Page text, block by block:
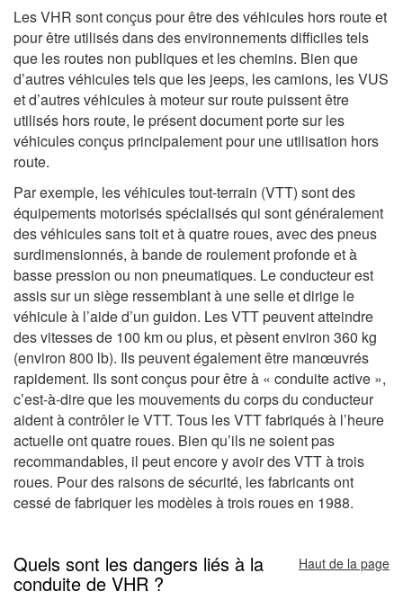
Les VHR sont conçus pour être des véhicules hors route et
pour être utilisés dans des environnements difficiles tels
que les routes non publiques et les chemins. Bien que
d’autres véhicules tels que les jeeps, les camions, les VUS
et d’autres véhicules à moteur sur route puissent être
utilisés hors route, le présent document porte sur les
véhicules conçus principalement pour une utilisation hors
route.
Par exemple, les véhicules tout-terrain (VTT) sont des
équipements motorisés spécialisés qui sont généralement
des véhicules sans toit et à quatre roues, avec des pneus
surdimensionnés, à bande de roulement profonde et à
basse pression ou non pneumatiques. Le conducteur est
assis sur un siège ressemblant à une selle et dirige le
véhicule à l’aide d’un guidon. Les VTT peuvent atteindre
des vitesses de 100 km ou plus, et pèsent environ 360 kg
(environ 800 lb). Ils peuvent également être manœuvrés
rapidement. Ils sont conçus pour être à « conduite active »,
c’est-à-dire que les mouvements du corps du conducteur
aident à contrôler le VTT. Tous les VTT fabriqués à l’heure
actuelle ont quatre roues. Bien qu’ils ne soient pas
recommandables, il peut encore y avoir des VTT à trois
roues. Pour des raisons de sécurité, les fabricants ont
cessé de fabriquer les modèles à trois roues en 1988.
Quels sont les dangers liés à la
conduite de VHR ?
Haut de la page